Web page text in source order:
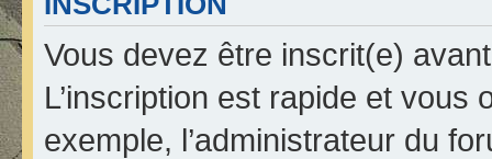
Vous devez être inscrit(e)
L’inscription est rapide et
exemple, l’administrateur du